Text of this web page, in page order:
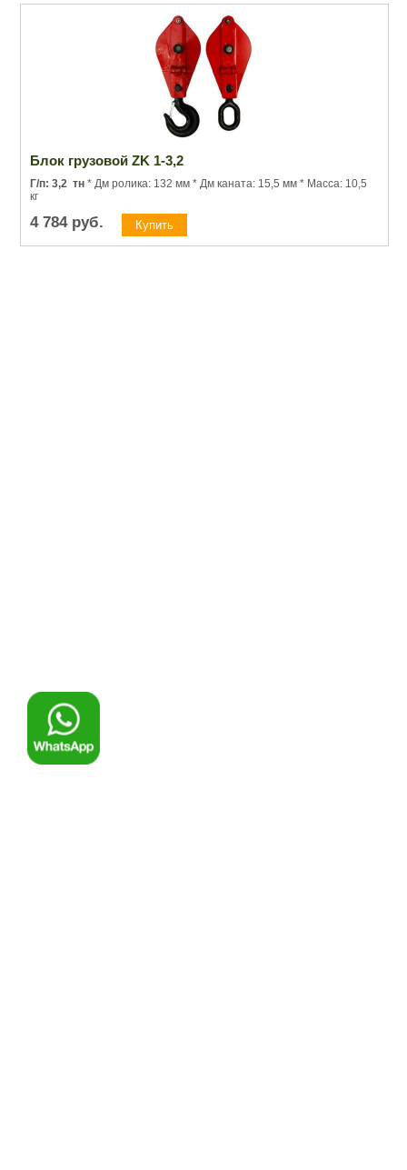
Блок грузовой ZK 1-3,2
Г/п: 3,2 тн * Дм ролика: 132 мм * Дм каната: 15,5 мм * Масса: 10,5
кг
4 784руб.